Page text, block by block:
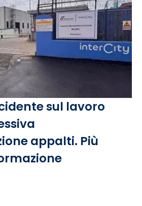
sul lavoro
appalti. Più